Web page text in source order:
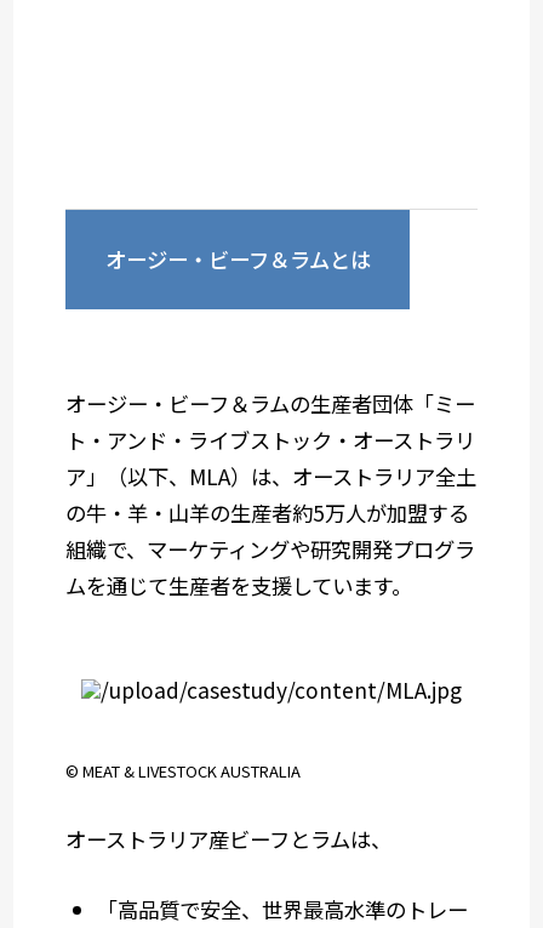
オージー・ビーフ＆ラムとは
オージー・ビーフ＆ラムの生産者団体「ミー
ト・アンド・ライブストック・オーストラリ
ア」（以下、MLA）は、オーストラリア全土
の牛・羊・山羊の生産者約5万人が加盟する
組織で、マーケティングや研究開発プログラ
ムを通じて生産者を支援しています。
© MEAT & LIVESTOCK AUSTRALIA
オーストラリア産ビーフとラムは、
「高品質で安全、世界最高水準のトレー